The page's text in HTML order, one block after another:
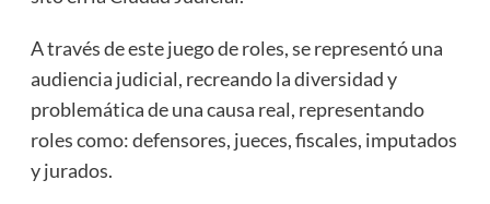
A través de este juego de roles, se representó una
audiencia judicial, recreando la diversidad y
problemática de una causa real, representando
roles como: defensores, jueces, fiscales, imputados
y jurados.